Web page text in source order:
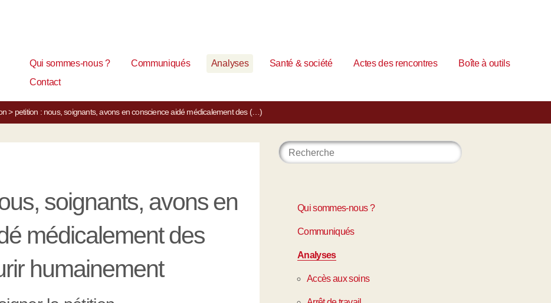
Qui sommes-nous ? Communiqués Analyses Santé & société Actes des rencontres
Boîte à outils
Contact
> petition : nous, soignants, avons en conscience aidé médicalement des (…)
soignants, avons en
médicalement des
humainement
Qui sommes-nous ?
Communiqués
Analyses
Accès aux soins